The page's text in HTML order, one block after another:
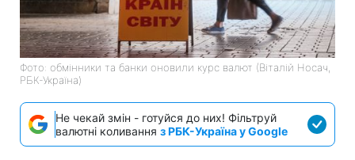
Фото: обмінники та банки оновили курс валют (Віталій Носач,
РБК-Україна)
Не чекай змін - готуйся до них! Фільтруй
валютні коливання з РБК-Україна у Google